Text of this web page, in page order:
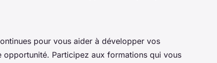
pour vous aider à développer vos
opportunité. Participez aux formations qui vous